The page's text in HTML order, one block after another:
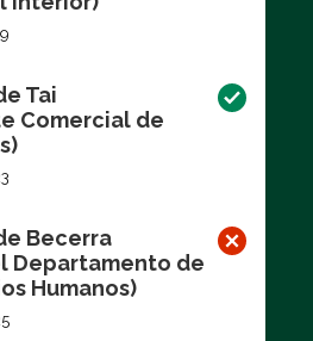
Tai
Comercial de
Becerra
Departamento de
Humanos)